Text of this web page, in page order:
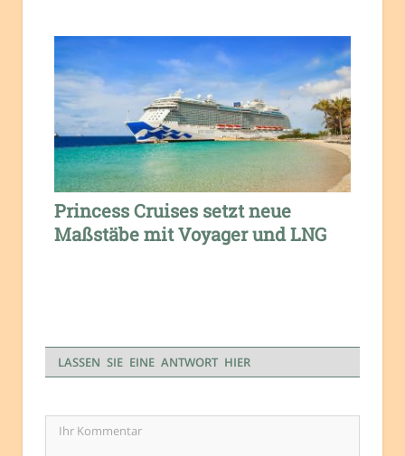
Princess Cruises setzt neue
Maßstäbe mit Voyager und LNG
LASSEN SIE EINE ANTWORT HIER